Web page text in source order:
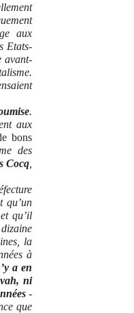
aux
Etats-
avant-
.
aux
bons
des
Cocq
qu’un
qu’il
la
à
a en
ni
-
que